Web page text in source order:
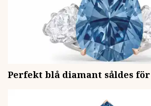
Perfekt blå diamant såldes